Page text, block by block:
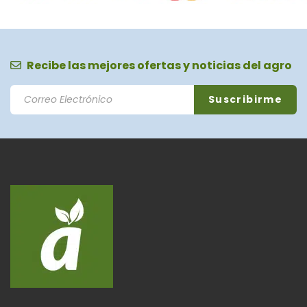
Recibe las mejores ofertas y noticias del agro